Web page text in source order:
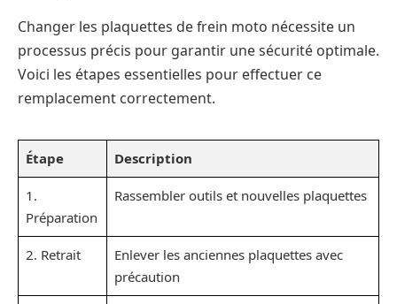
Changer les plaquettes de frein moto nécessite un
processus précis pour garantir une sécurité optimale.
Voici les étapes essentielles pour effectuer ce
remplacement correctement.
Étape Description
1.
Préparation
Rassembler outils et nouvelles plaquettes
2. Retrait
Enlever les anciennes plaquettes avec
précaution